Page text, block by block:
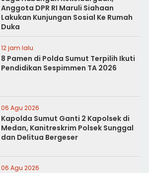
Anggota DPR RI Maruli Siahaan
Lakukan Kunjungan Sosial Ke Rumah
Duka
12 jam lalu
8 Pamen di Polda Sumut Terpilih Ikuti
Pendidikan Sespimmen TA 2026
06 Agu 2026
Kapolda Sumut Ganti 2 Kapolsek di
Medan, Kanitreskrim Polsek Sunggal
dan Delitua Bergeser
06 Agu 2026